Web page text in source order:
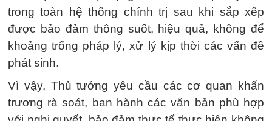
trong toàn hệ thống chính trị sau khi sắp xếp
được bảo đảm thông suốt, hiệu quả, không để
khoảng trống pháp lý, xử lý kịp thời các vấn đề
phát sinh.
Vì vậy, Thủ tướng yêu cầu các cơ quan khẩn
trương rà soát, ban hành các văn bản phù hợp